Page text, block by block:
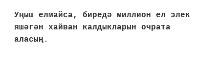
Уңыш елмайса, биредә миллион ел элек
яшәгән хайван калдыкларын очрата
аласың.